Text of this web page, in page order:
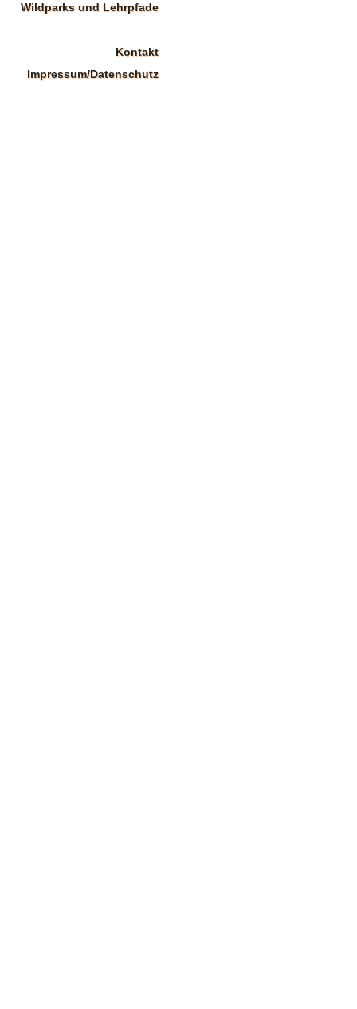
Wildparks und Lehrpfade
Kontakt
Impressum/Datenschutz